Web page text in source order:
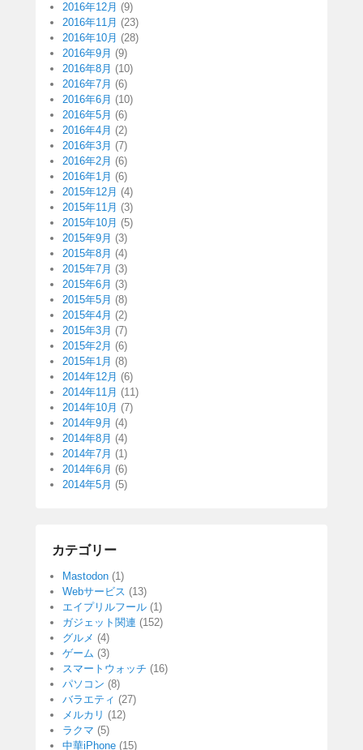
2016年12月 (9)
2016年11月 (23)
2016年10月 (28)
2016年9月 (9)
2016年8月 (10)
2016年7月 (6)
2016年6月 (10)
2016年5月 (6)
2016年4月 (2)
2016年3月 (7)
2016年2月 (6)
2016年1月 (6)
2015年12月 (4)
2015年11月 (3)
2015年10月 (5)
2015年9月 (3)
2015年8月 (4)
2015年7月 (3)
2015年6月 (3)
2015年5月 (8)
2015年4月 (2)
2015年3月 (7)
2015年2月 (6)
2015年1月 (8)
2014年12月 (6)
2014年11月 (11)
2014年10月 (7)
2014年9月 (4)
2014年8月 (4)
2014年7月 (1)
2014年6月 (6)
2014年5月 (5)
カテゴリー
Mastodon (1)
Webサービス (13)
エイプリルフール (1)
ガジェット関連 (152)
グルメ (4)
ゲーム (3)
スマートウォッチ (16)
パソコン (8)
バラエティ (27)
メルカリ (12)
ラクマ (5)
中華iPhone (15)